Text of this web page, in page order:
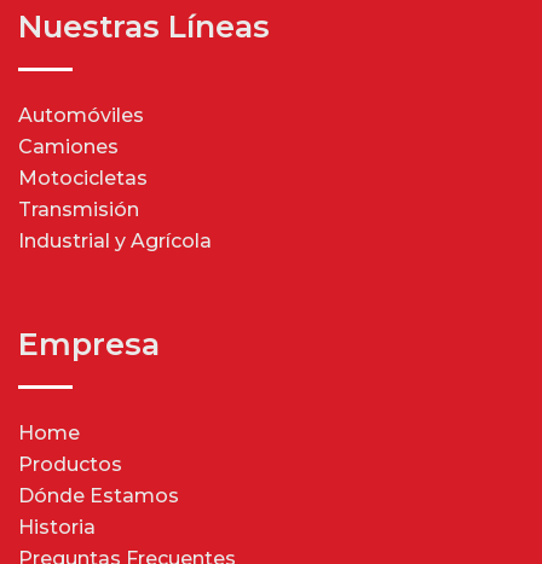
Nuestras Líneas
Automóviles
Camiones
Motocicletas
Transmisión
Industrial y Agrícola
Empresa
Home
Productos
Dónde Estamos
Historia
Preguntas Frecuentes